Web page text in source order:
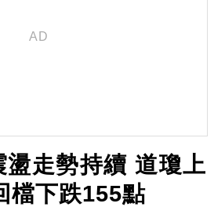
走勢持續 道瓊上
檔下跌155點